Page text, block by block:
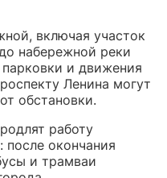
включая участок
набережной реки
и движения
Ленина могут
обстановки.
работу
после окончания
и трамваи